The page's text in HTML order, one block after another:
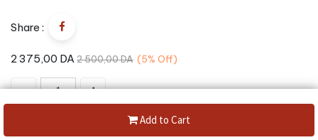
Add to Cart
Share :
2 375,00 DA 2 500,00DA (5% Off)